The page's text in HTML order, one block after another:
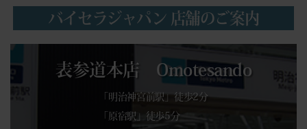
バイセラジャパン 店舗のご案内
表参道本店 Omotesando
「明治神宮前駅」徒歩2分
「原宿駅」徒歩5分